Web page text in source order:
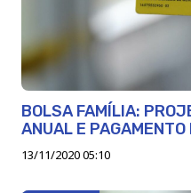
BOLSA FAMÍLIA:
ANUAL E PAGAMENTO
13/11/2020 05:10